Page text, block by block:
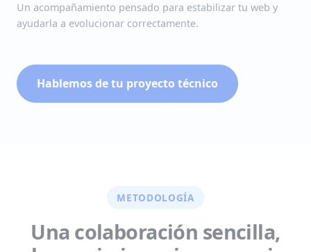
Un acompañamiento pensado para estabilizar tu web y
ayudarla a evolucionar correctamente.
Hablemos de tu proyecto técnico
METODOLOGÍA
Una colaboración sencilla,